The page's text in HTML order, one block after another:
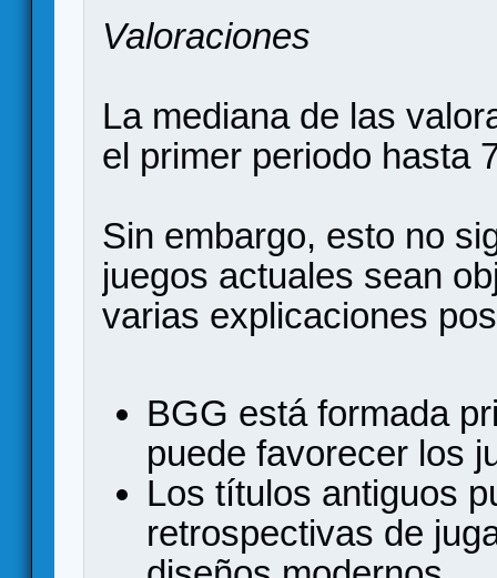
Valoraciones
La mediana de las
el primer periodo hasta
Sin embargo, esto no
juegos actuales sean
varias explicaciones
BGG está formada
puede favorecer los
Los títulos antiguos
retrospectivas de